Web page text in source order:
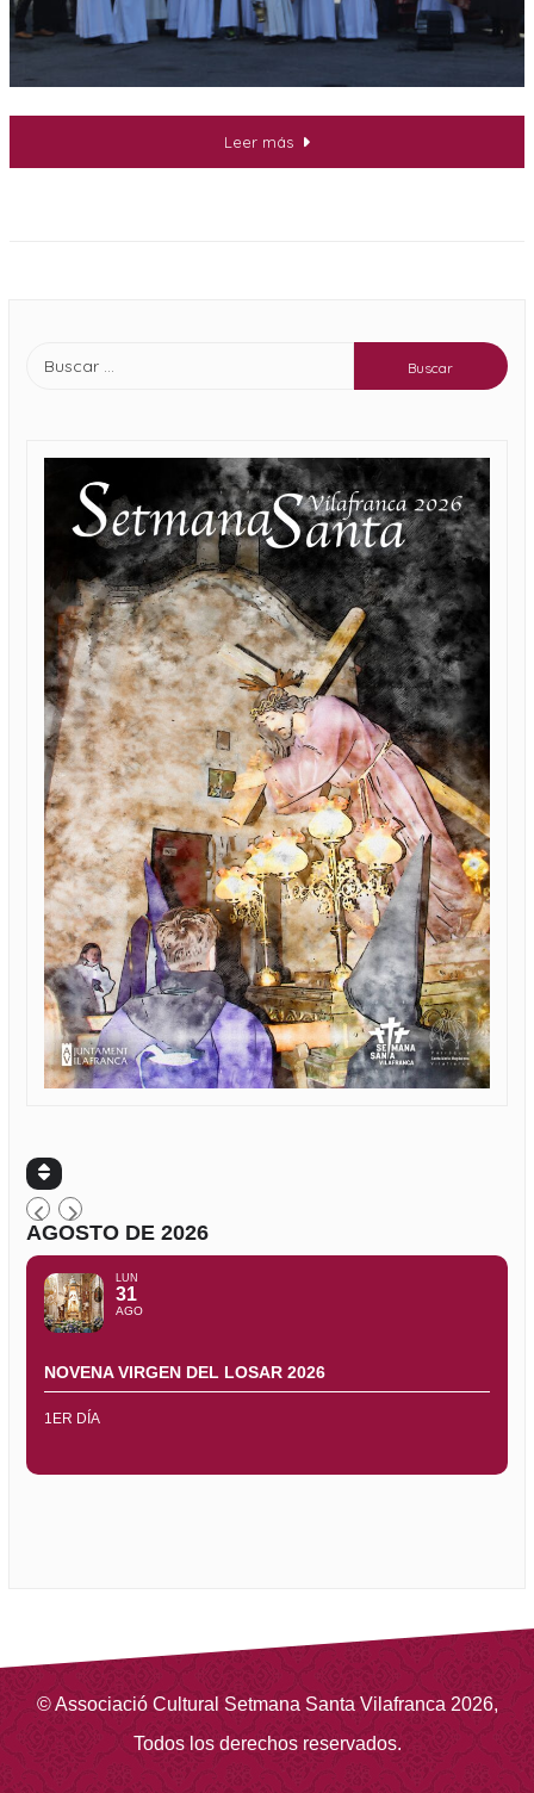
Leer más
AGOSTO DE 2026
LUN
31
AGO
NOVENA VIRGEN DEL LOSAR 2026
1ER DÍA
©Associació Cultural Setmana Santa Vilafranca 2026,
Todos los derechos reservados.